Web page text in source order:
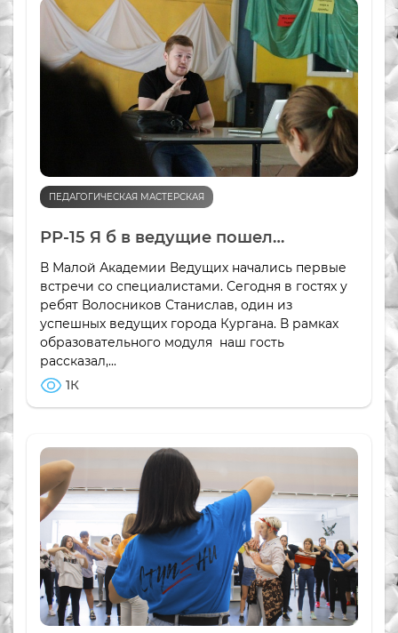
ПЕДАГОГИЧЕСКАЯ МАСТЕРСКАЯ
РР-15 Я б в ведущие пошел…
В Малой Академии Ведущих начались первые
встречи со специалистами. Сегодня в гостях у
ребят Волосников Станислав, один из
успешных ведущих города Кургана. В рамках
образовательного модуля наш гость
рассказал,...
1К